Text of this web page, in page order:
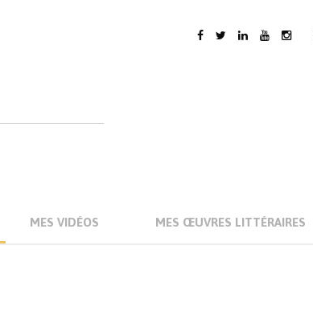
MES VIDÉOS MES ŒUVRES LITTÉRAIRES